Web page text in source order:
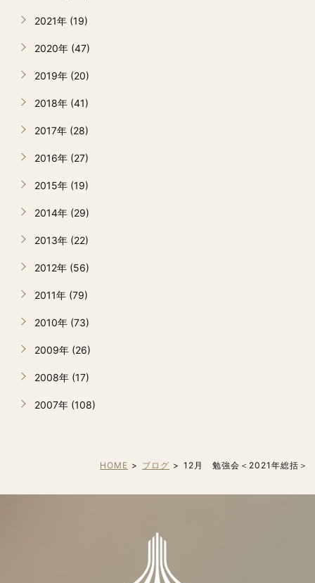
2021年 (19)
2020年 (47)
2019年 (20)
2018年 (41)
2017年 (28)
2016年 (27)
2015年 (19)
2014年 (29)
2013年 (22)
2012年 (56)
2011年 (79)
2010年 (73)
2009年 (26)
2008年 (17)
2007年 (108)
HOME ブログ 12月 勉強会＜2021年総括＞